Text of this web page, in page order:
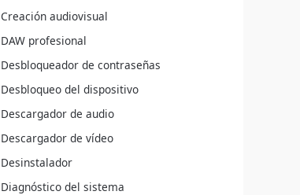
Creación audiovisual
DAW profesional
Desbloqueador de contraseñas
Desbloqueo del dispositivo
Descargador de audio
Descargador de vídeo
Desinstalador
Diagnóstico del sistema